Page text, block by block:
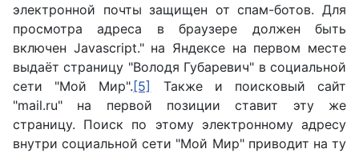
электронной почты защищен от спам-ботов. Для
просмотра адреса в браузере должен быть
включен Javascript." на Яндексе на первом месте
выдаёт страницу "Володя Губаревич" в социальной
сети "Мой Мир".[5]
Также и поисковый сайт
"mail.ru" на первой позиции ставит эту же
страницу. Поиск по этому электронному адресу
внутри социальной сети "Мой Мир" приводит на ту